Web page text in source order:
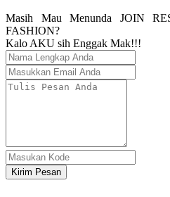
Masih Mau Menunda JOIN
FASHION?
Kalo AKU sih Enggak Mak!!!
Kirim Pesan